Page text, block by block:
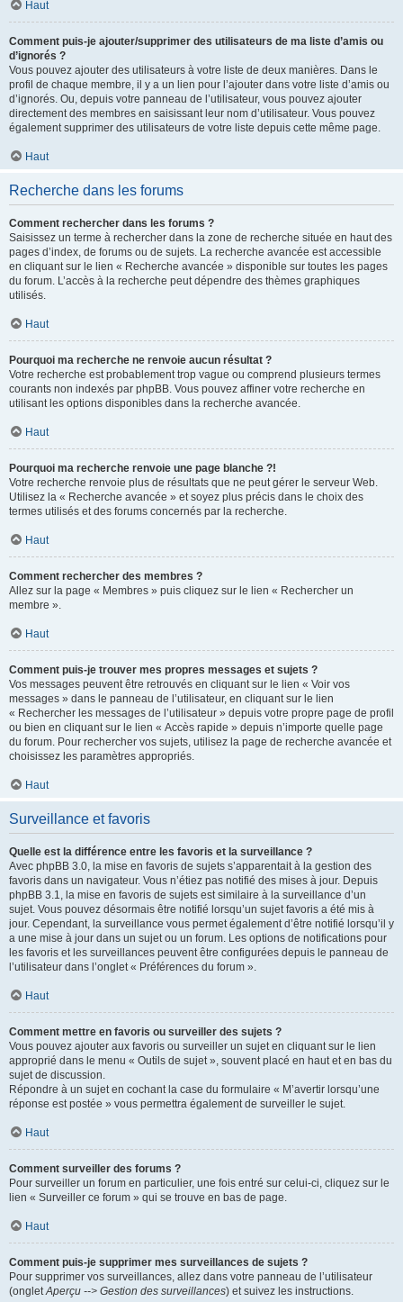
Haut
Comment puis-je ajouter/supprimer des utilisateurs de ma liste d’amis ou
d’ignorés ?
Vous pouvez ajouter des utilisateurs à votre liste de deux manières. Dans le
profil de chaque membre, il y a un lien pour l’ajouter dans votre liste d’amis ou
d’ignorés. Ou, depuis votre panneau de l’utilisateur, vous pouvez ajouter
directement des membres en saisissant leur nom d’utilisateur. Vous pouvez
également supprimer des utilisateurs de votre liste depuis cette même page.
Haut
Recherche dans les forums
Comment rechercher dans les forums ?
Saisissez un terme à rechercher dans la zone de recherche située en haut des
pages d’index, de forums ou de sujets. La recherche avancée est accessible
en cliquant sur le lien « Recherche avancée » disponible sur toutes les pages
du forum. L’accès à la recherche peut dépendre des thèmes graphiques
utilisés.
Haut
Pourquoi ma recherche ne renvoie aucun résultat ?
Votre recherche est probablement trop vague ou comprend plusieurs termes
courants non indexés par phpBB. Vous pouvez affiner votre recherche en
utilisant les options disponibles dans la recherche avancée.
Haut
Pourquoi ma recherche renvoie une page blanche ?!
Votre recherche renvoie plus de résultats que ne peut gérer le serveur Web.
Utilisez la « Recherche avancée » et soyez plus précis dans le choix des
termes utilisés et des forums concernés par la recherche.
Haut
Comment rechercher des membres ?
Allez sur la page « Membres » puis cliquez sur le lien « Rechercher un
membre ».
Haut
Comment puis-je trouver mes propres messages et sujets ?
Vos messages peuvent être retrouvés en cliquant sur le lien « Voir vos
messages » dans le panneau de l’utilisateur, en cliquant sur le lien
« Rechercher les messages de l’utilisateur » depuis votre propre page de profil
ou bien en cliquant sur le lien « Accès rapide » depuis n’importe quelle page
du forum. Pour rechercher vos sujets, utilisez la page de recherche avancée et
choisissez les paramètres appropriés.
Haut
Surveillance et favoris
Quelle est la différence entre les favoris et la surveillance ?
Avec phpBB 3.0, la mise en favoris de sujets s’apparentait à la gestion des
favoris dans un navigateur. Vous n’étiez pas notifié des mises à jour. Depuis
phpBB 3.1, la mise en favoris de sujets est similaire à la surveillance d’un
sujet. Vous pouvez désormais être notifié lorsqu’un sujet favoris a été mis à
jour. Cependant, la surveillance vous permet également d’être notifié lorsqu’il y
a une mise à jour dans un sujet ou un forum. Les options de notifications pour
les favoris et les surveillances peuvent être configurées depuis le panneau de
l’utilisateur dans l’onglet « Préférences du forum ».
Haut
Comment mettre en favoris ou surveiller des sujets ?
Vous pouvez ajouter aux favoris ou surveiller un sujet en cliquant sur le lien
approprié dans le menu « Outils de sujet », souvent placé en haut et en bas du
sujet de discussion.
Répondre à un sujet en cochant la case du formulaire « M’avertir lorsqu’une
réponse est postée » vous permettra également de surveiller le sujet.
Haut
Comment surveiller des forums ?
Pour surveiller un forum en particulier, une fois entré sur celui-ci, cliquez sur le
lien « Surveiller ce forum » qui se trouve en bas de page.
Haut
Comment puis-je supprimer mes surveillances de sujets ?
Pour supprimer vos surveillances, allez dans votre panneau de l’utilisateur
(ongletAperçu --> Gestion des surveillances) et suivez les instructions.